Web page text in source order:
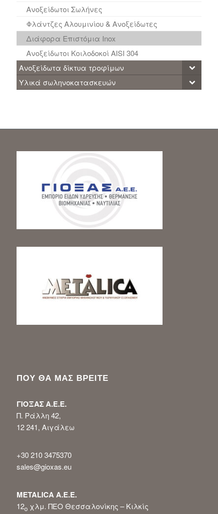
Ανοξείδωτοι Σωλήνες
Φλάντζες Αλουμινίου & Ανοξείδωτες
Διάφορα Επιστόμια Inox
Ανοξείδωτοι Κοιλοδοκοί AISI 304
Ανοξείδωτα δίκτυα τροφίμων
Υλικά σωληνοκατασκευών
ΠΟΥ ΘΑ ΜΑΣ ΒΡΕΙΤΕ
ΓΙΟΞΑΣ Α.Ε.Ε.
Π. Ράλλη 42,
12 241, Αιγάλεω
+30 210 3475370
sales@gioxas.eu
METALICA Α.Ε.Ε.
12ο χλμ. ΠΕΟ Θεσσαλονίκης – Κιλκίς